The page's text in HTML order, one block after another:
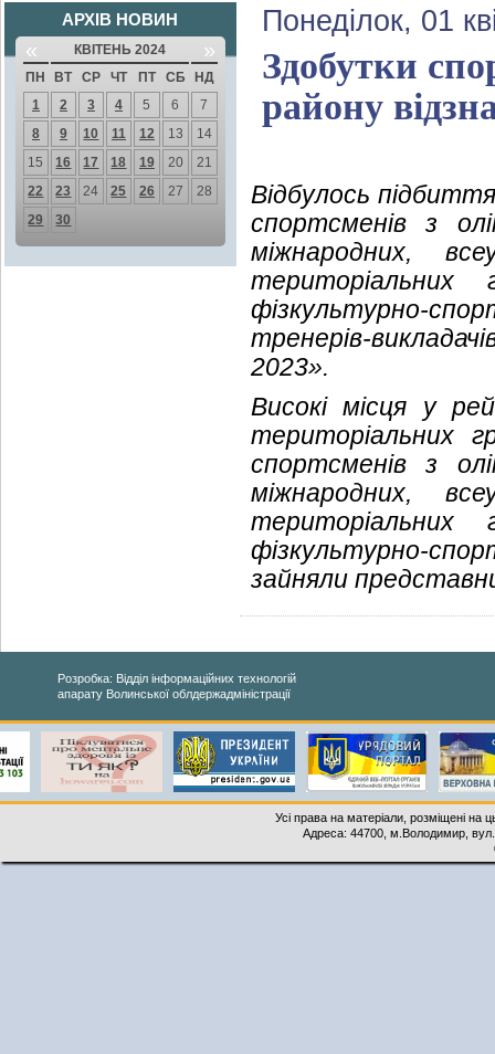
АРХІВ НОВИН
« КВІТЕНЬ 2024 »
ПН ВТ СР ЧТ ПТ СБ
НД
1
2 3 4 5 6
7
8
9 10 11 12 13
14
15
16 17 18 19 20
21
22
23 24 25 26 27
28
29
30
Понеділок, 01
Здобутки
району
Відбулось
спортсменів з
міжнародних,
територіальних
фізкультурно-
тренерів-
2023».
Високі місця у
територіальних
спортсменів з
міжнародних,
територіальних
фізкультурно-
зайняли
Розробка: Відділ інформаційних технологій
апарату Волинської облдержадміністрації
Усі права на матеріали, розміщені на
Адреса: 44700, м.Володимир,